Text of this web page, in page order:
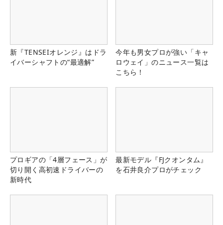
新『TENSEIオレンジ』はドラ
イバーシャフトの“最適解”
今年も男女プロが強い「キャ
ロウェイ」のニュース一覧は
こちら！
プロギアの「4層フェース」が
切り開く高初速ドライバーの
新時代
最新モデル『FJクオンタム』
を石井良介プロがチェック